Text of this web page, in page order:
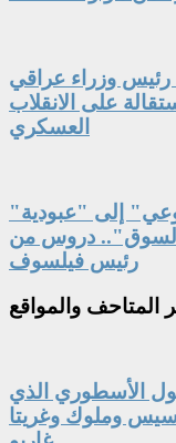
وزراء عراقي
على الانقلاب
العسكري
"من النمل الشيوعي" إلى "عبودية
دروس من
رئيس فيلسوف
المتاحف والمواقع
الأسطوري الذي
وملوك وغريتا